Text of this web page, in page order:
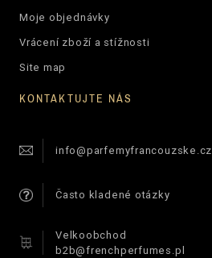
Moje objednávky
Vrácení zboží a stížnosti
Site map
KONTAKTUJTE NÁS
info@parfemyfrancouzske.cz
Často kladené otázky
Velkoobchod
b2b@frenchperfumes.pl